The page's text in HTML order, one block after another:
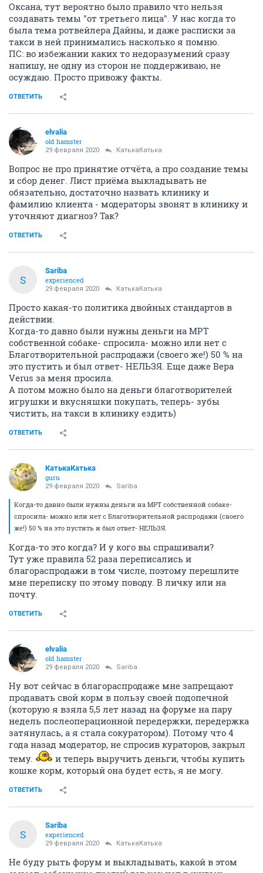
Оксана, тут вероятно было правило что нельзя
создавать темы "от третьего лица". У нас когда то
была тема ротвейлера Дайны, и даже расписки за
такси в ней принимались насколько я помню.
ПС: во избежании каких то недоразумений сразу
напишу, не одну из сторон не поддерживаю, не
осуждаю. Просто привожу факты.
ОТВЕТИТЬ
elvalia
old hamster
29 февраля 2020 КатькаКатька
Вопрос не про принятие отчёта, а про создание темы
и сбор денег. Лист приёма выкладывать не
обязательно, достаточно назвать клинику и
фамилию клиента - модераторы звонят в клинику и
уточняют диагноз? Так?
ОТВЕТИТЬ
S
Sariba
experienced
29 февраля 2020 КатькаКатька
Просто какая-то политика двойных стандартов в
действии.
Когда-то давно были нужны деньги на МРТ
собственной собаке- спросила- можно или нет с
Благотворительной распродажи (своего же!) 50 % на
это пустить и был ответ- НЕЛЬЗЯ. Еще даже Вера
Verus за меня просила.
А потом можно было на деньги благотворителей
игрушки и вкусняшки покупать, теперь- зубы
чистить, на такси в клинику ездить)
ОТВЕТИТЬ
КатькаКатька
guru
29 февраля 2020 Sariba
Когда-то давно были нужны деньги на МРТ собственной собаке-
спросила- можно или нет с Благотворительной распродажи (своего
же!) 50 % на это пустить и был ответ- НЕЛЬЗЯ.
Когда-то это когда? И у кого вы спрашивали?
Тут уже правила 52 раза переписались и
благораспродажи в том числе, поэтому перешлите
мне переписку по этому поводу. В личку или на
почту.
ОТВЕТИТЬ
elvalia
old hamster
29 февраля 2020 Sariba
Ну вот сейчас в благораспродаже мне запрещают
продавать свой корм в пользу своей подопечной
(которую я взяла 5,5 лет назад на форуме на пару
недель послеоперационной передержки, передержка
затянулась, а я стала сокуратором). Потому что 4
года назад модератор, не спросив кураторов, закрыл
тему.
и теперь выручить деньги, чтобы купить
кошке корм, который она будет есть, я не могу.
ОТВЕТИТЬ
S
Sariba
experienced
29 февраля 2020 КатькаКатька
Не буду рыть форум и выкладывать, какой в этом